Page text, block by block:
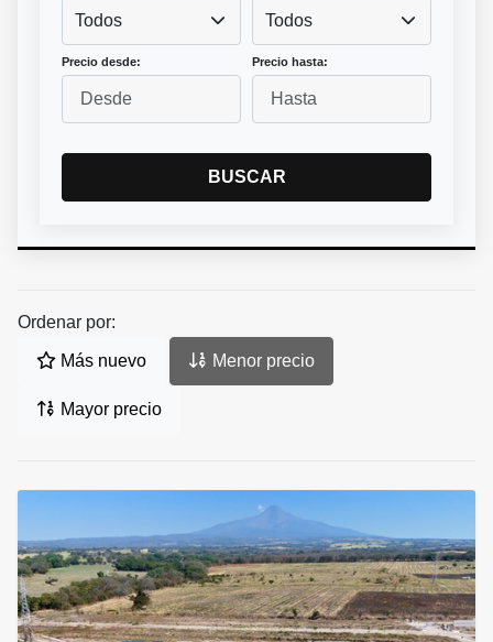
Todos Todos
Precio desde: Precio hasta:
BUSCAR
Ordenar por:
Más nuevo Menor precio
Mayor precio